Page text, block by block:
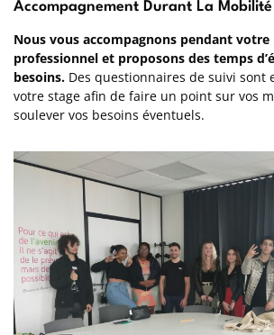
Accompagnement Durant La Mobilité
Nous vous accompagnons pendant votre
professionnel et proposons des temps
besoins. Des questionnaires de suivi sont
votre stage afin de faire un point sur vos
soulever vos besoins éventuels.